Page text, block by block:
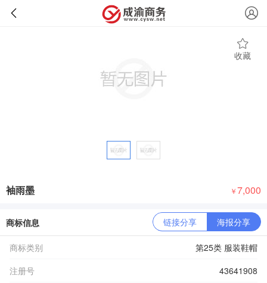
收藏
袖雨墨 ￥7,000
商标信息 链接分享 海报分享
商标类别
第25类 服装鞋帽
注册号
43641908